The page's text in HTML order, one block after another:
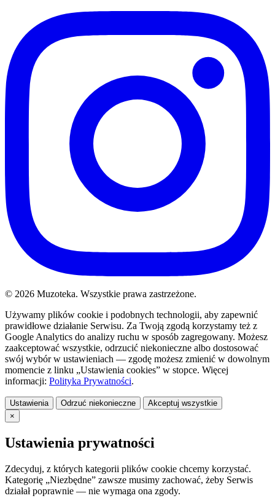
© 2026 Muzoteka. Wszystkie prawa zastrzeżone.
Używamy plików cookie i podobnych technologii, aby zapewnić
prawidłowe działanie Serwisu. Za Twoją zgodą korzystamy też z
Google Analytics do analizy ruchu w sposób zagregowany. Możesz
zaakceptować wszystkie, odrzucić niekonieczne albo dostosować
swój wybór w ustawieniach — zgodę możesz zmienić w dowolnym
momencie z linku „Ustawienia cookies” w stopce. Więcej
informacji: Polityka Prywatności.
Ustawienia Odrzuć niekonieczne
Akceptuj wszystkie
×
Ustawienia prywatności
Zdecyduj, z których kategorii plików cookie chcemy korzystać.
Kategorię „Niezbędne” zawsze musimy zachować, żeby Serwis
działał poprawnie — nie wymaga ona zgody.